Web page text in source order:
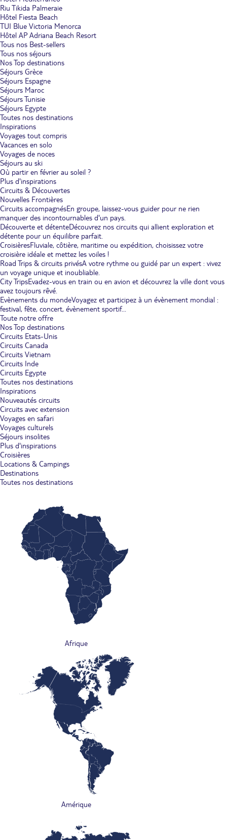
Riu Tikida Palmeraie
Hôtel Fiesta Beach
TUI Blue Victoria Menorca
Hôtel AP Adriana Beach Resort
Tous nos Best-sellers
Tous nos séjours
Nos Top destinations
Séjours Grèce
Séjours Espagne
Séjours Maroc
Séjours Tunisie
Séjours Egypte
Toutes nos destinations
Inspirations
Voyages tout compris
Vacances en solo
Voyages de noces
Séjours au ski
Où partir en février au soleil ?
Plus d'inspirations
Circuits & Découvertes
Nouvelles Frontières
Circuits accompagnésEn groupe, laissez-vous guider pour ne rien
manquer des incontournables d'un pays.
Découverte et détenteDécouvrez nos circuits qui allient exploration et
détente pour un équilibre parfait.
CroisièresFluviale, côtière, maritime ou expédition, choisissez votre
croisière idéale et mettez les voiles !
Road Trips & circuits privésA votre rythme ou guidé par un expert : vivez
un voyage unique et inoubliable.
City TripsEvadez-vous en train ou en avion et découvrez la ville dont vous
avez toujours rêvé.
Evènements du mondeVoyagez et participez à un évènement mondial :
festival, fête, concert, évènement sportif...
Toute notre offre
Nos Top destinations
Circuits Etats-Unis
Circuits Canada
Circuits Vietnam
Circuits Inde
Circuits Egypte
Toutes nos destinations
Inspirations
Nouveautés circuits
Circuits avec extension
Voyages en safari
Voyages culturels
Séjours insolites
Plus d'inspirations
Croisières
Locations & Campings
Destinations
Toutes nos destinations
Afrique
Amérique